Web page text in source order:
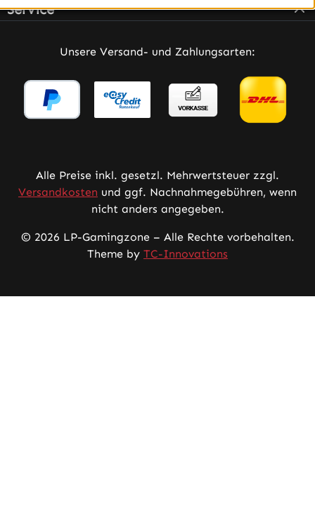
Service
Unsere Versand- und Zahlungsarten:
Alle Preise inkl. gesetzl. Mehrwertsteuer zzgl.
Versandkosten und ggf. Nachnahmegebühren, wenn
nicht anders angegeben.
© 2026 LP-Gamingzone – Alle Rechte vorbehalten.
Theme by TC-Innovations